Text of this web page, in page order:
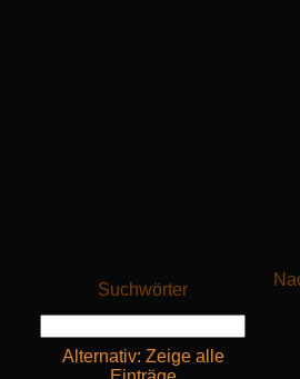
Suchwörter
Alternativ: Zeige alle